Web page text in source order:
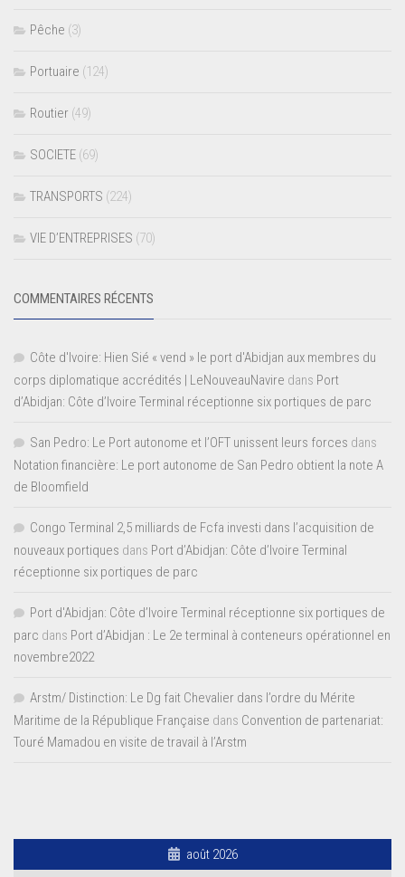
Pêche (3)
Portuaire (124)
Routier (49)
SOCIETE (69)
TRANSPORTS (224)
VIE D’ENTREPRISES (70)
COMMENTAIRES RÉCENTS
Côte d'Ivoire: Hien Sié « vend » le port d'Abidjan aux membres du
corps diplomatique accrédités | LeNouveauNavire dans Port
d’Abidjan: Côte d’Ivoire Terminal réceptionne six portiques de parc
San Pedro: Le Port autonome et l’OFT unissent leurs forces dans
Notation financière: Le port autonome de San Pedro obtient la note A
de Bloomfield
Congo Terminal 2,5 milliards de Fcfa investi dans l’acquisition de
nouveaux portiques dans Port d’Abidjan: Côte d’Ivoire Terminal
réceptionne six portiques de parc
Port d'Abidjan: Côte d’Ivoire Terminal réceptionne six portiques de
parc dans Port d’Abidjan : Le 2e terminal à conteneurs opérationnel en
novembre2022
Arstm/ Distinction: Le Dg fait Chevalier dans l’ordre du Mérite
Maritime de la République Française dans Convention de partenariat:
Touré Mamadou en visite de travail à l’Arstm
août 2026